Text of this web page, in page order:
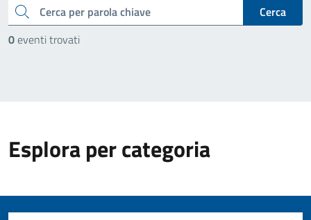
cerca
Cerca
0eventi trovati
Esplora per categoria